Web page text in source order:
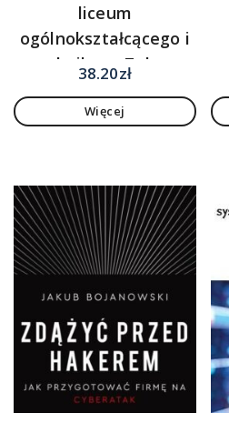
liceum
ogólnokształcącego i
technikum. Zakres
ponadpodstawowe
38.20zł
Więcej